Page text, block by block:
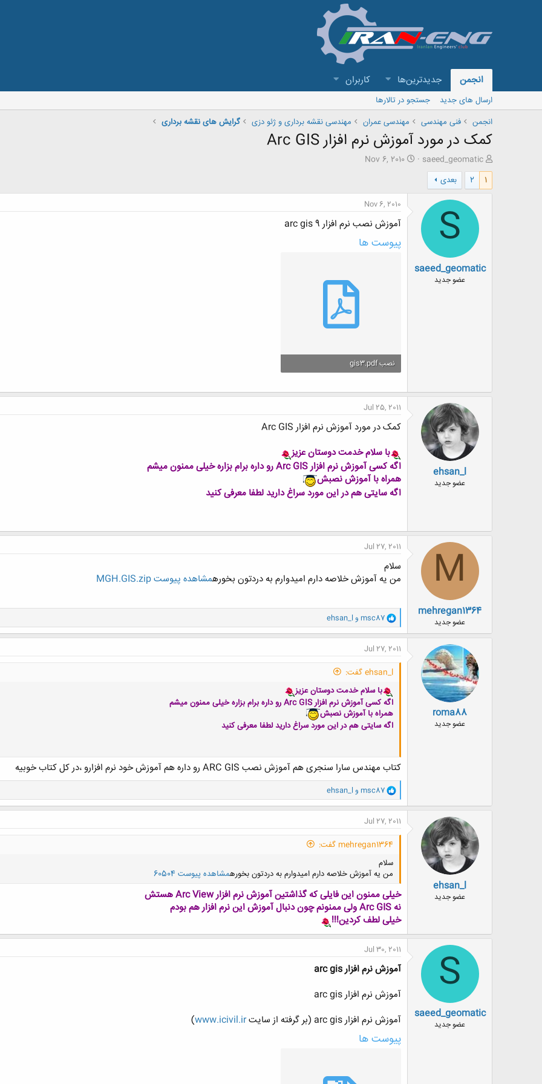
انجمن جدیدترین‌ها کاربران
ارسال های جدید
جستجو در تالارها
انجمن
فنی مهندسی مهندسی عمران مهندسی نقشه برداری و ژئو دزی گرایش های نقشه برداری
کمک در مورد آموزش نرم افزار Arc GIS
ش
ر
ع
و
saeed_geomatic
ت
ی
خ
ع
Nov 6, 2010
1
2 بعدی
S
saeed_geomatic
عضو جدید
Nov 6, 2010
آموزش نصب نرم افزار arc gis 9
پیوست ها
نصب gis3.pdf
ehsan_l
عضو جدید
Jul 25, 2011
کمک در مورد آموزش نرم افزار Arc GIS
با سلام خدمت دوستان عزیز
اگه کسی آموزش نرم افزار Arc GIS رو داره برام بزاره خیلی ممنون میشم
همراه با آموزش نصبش
اگه سایتی هم در این مورد سراغ دارید لطفا معرفی کنید
M
mehregan1364
عضو جدید
Jul 27, 2011
سلام
من یه آموزش خلاصه دارم امیدوارم به دردتون بخورهمشاهده پیوست MGH.GIS.zip
و
ا
ک
ن
ش
ا
msc87 و ehsan_l
roma88
عضو جدید
Jul 27, 2011
ehsan_l گفت:
با سلام خدمت دوستان عزیز
اگه کسی آموزش نرم افزار Arc GIS رو داره برام بزاره خیلی ممنون میشم
همراه با آموزش نصبش
اگه سایتی هم در این مورد سراغ دارید لطفا معرفی کنید
کتاب مهندس سارا سنجری هم آموزش نصب ARC GIS رو داره هم آموزش خود نرم افزارو ،در کل کتاب خوبیه
و
ا
ک
ن
ش
ا
msc87 و ehsan_l
ehsan_l
عضو جدید
Jul 27, 2011
mehregan1364 گفت:
سلام
من یه آموزش خلاصه دارم امیدوارم به دردتون بخورهمشاهده پیوست 60504
کلیک کنید تا باز شود...
خیلی ممنون این فایلی که گذاشتین آموزش نرم افزار Arc View هستش
نه Arc GIS ولی ممنونم چون دنبال آموزش این نرم افزار هم بودم
خیلی لطف کردین!!!
S
saeed_geomatic
عضو جدید
Jul 30, 2011
آموزش نرم افزار arc gis
آموزش نرم افزار arc gis
آموزش نرم افزار arc gis (بر گرفته از سایت
www.icivil.ir
)
پیوست ها